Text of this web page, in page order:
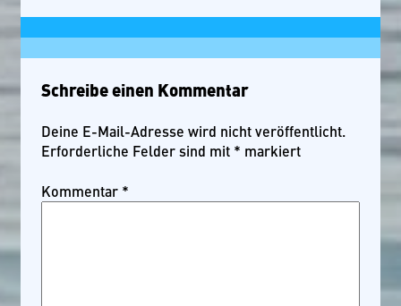
Schreibe einen Kommentar
Deine E-Mail-Adresse wird nicht veröffentlicht.
Erforderliche Felder sind mit * markiert
Kommentar *